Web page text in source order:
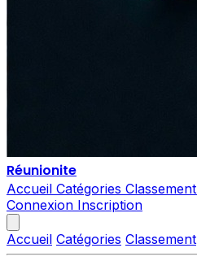
Réunionite
Accueil Catégories Classement
Connexion Inscription
Accueil Catégories Classement